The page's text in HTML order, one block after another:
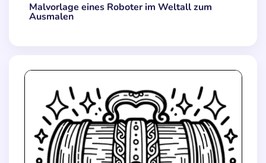
Malvorlage eines Roboter im Weltall zum
Ausmalen